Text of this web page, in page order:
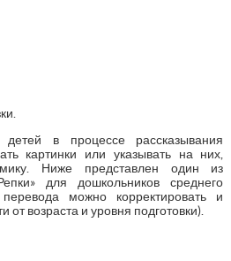
в процессе рассказывания
картинки или указывать на них,
Ниже представлен один из
для дошкольников среднего
можно корректировать и
от возраста и уровня подготовки).